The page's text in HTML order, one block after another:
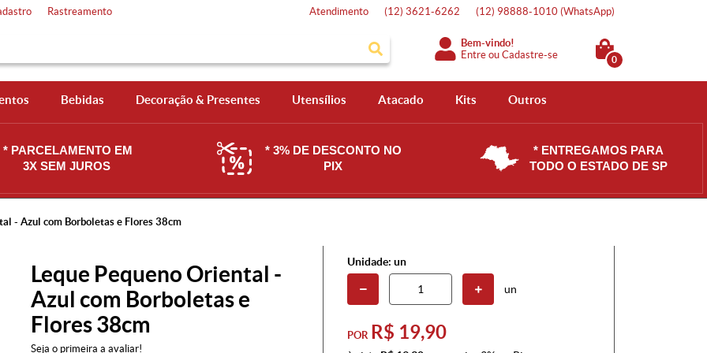
Rastreamento Atendimento (12) 3621-6262 (12) 98888-1010 (WhatsApp)
Bem-vindo!
Entre ouCadastre-se 0
Bebidas Decoração & Presentes Utensílios Atacado Kits Outros
* PARCELAMENTO EM
3X SEM JUROS
* 3% DE DESCONTO NO
PIX
* ENTREGAMOS PARA
TODO O ESTADO DE SP
- Azul com Borboletas e Flores 38cm
Leque Pequeno Oriental -
Azul com Borboletas e
Flores 38cm
Seja o primeira a avaliar!
Unidade: un
un
POR R$ 19,90